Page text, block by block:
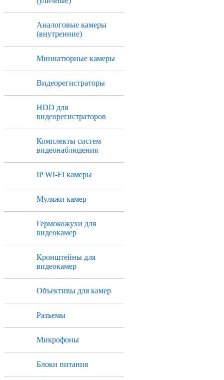
Аналоговые камеры
(внутренние)
Миниатюрные камеры
Видеорегистраторы
HDD для
видеорегистраторов
Комплекты систем
видеонаблюдения
IP WI-FI камеры
Муляжи камер
Гермокожухи для
видеокамер
Кронштейны для
видеокамер
Объективы для камер
Разъемы
Микрофоны
Блоки питания